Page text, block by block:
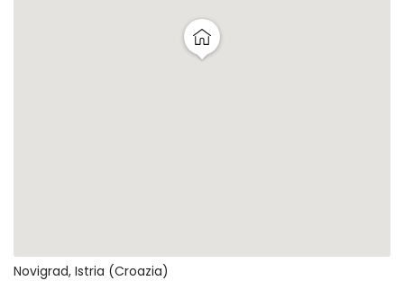
Novigrad, Istria (Croazia)